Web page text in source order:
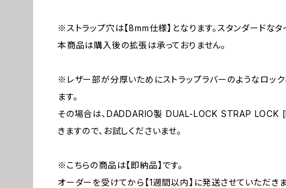
※ストラップ穴は【8mm仕様】となります。スタンダードなタ
本商品は購入後の拡張は承っておりません。
※レザー部が分厚いためにストラップラバーのようなロッ
ます。
その場合は、DADDARIO製 DUAL-LOCK STRAP
きますので、お試しくださいませ。
※こちらの商品は【即納品】です。
オーダーを受けてから【1週間以内】に発送させていただきま